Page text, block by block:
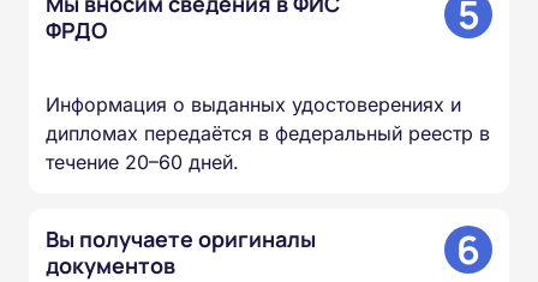
ФРДО
5
Информация о выданных удостоверениях и
дипломах передаётся в федеральный реестр в
течение 20–60 дней.
Вы получаете оригиналы
документов
6